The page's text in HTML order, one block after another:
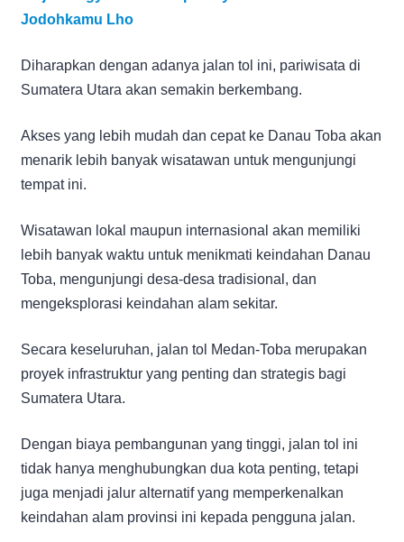
Jodohkamu Lho
Diharapkan dengan adanya jalan tol ini, pariwisata di
Sumatera Utara akan semakin berkembang.
Akses yang lebih mudah dan cepat ke Danau Toba akan
menarik lebih banyak wisatawan untuk mengunjungi
tempat ini.
Wisatawan lokal maupun internasional akan memiliki
lebih banyak waktu untuk menikmati keindahan Danau
Toba, mengunjungi desa-desa tradisional, dan
mengeksplorasi keindahan alam sekitar.
Secara keseluruhan, jalan tol Medan-Toba merupakan
proyek infrastruktur yang penting dan strategis bagi
Sumatera Utara.
Dengan biaya pembangunan yang tinggi, jalan tol ini
tidak hanya menghubungkan dua kota penting, tetapi
juga menjadi jalur alternatif yang memperkenalkan
keindahan alam provinsi ini kepada pengguna jalan.